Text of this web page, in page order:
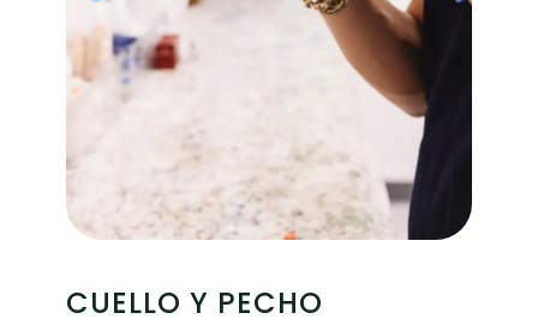
CUELLO Y PECHO